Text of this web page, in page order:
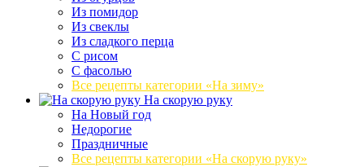
Из помидор
Из свеклы
Из сладкого перца
С рисом
С фасолью
Все рецепты категории «На зиму»
На скорую руку
На Новый год
Недорогие
Праздничные
Все рецепты категории «На скорую руку»